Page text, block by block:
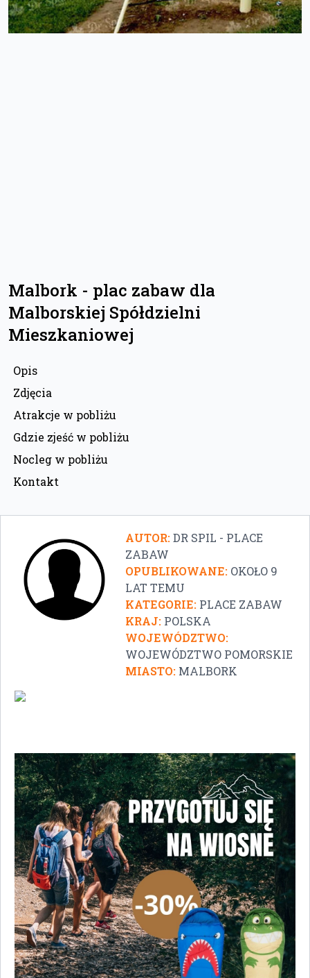
Malbork - plac zabaw dla
Malborskiej Spółdzielni
Mieszkaniowej
Opis
Zdjęcia
Atrakcje w pobliżu
Gdzie zjeść w pobliżu
Nocleg w pobliżu
Kontakt
AUTOR:DR SPIL - PLACE
ZABAW
OPUBLIKOWANE: OKOŁO 9
LAT TEMU
KATEGORIE: PLACE ZABAW
KRAJ: POLSKA
WOJEWÓDZTWO:
WOJEWÓDZTWO POMORSKIE
MIASTO: MALBORK